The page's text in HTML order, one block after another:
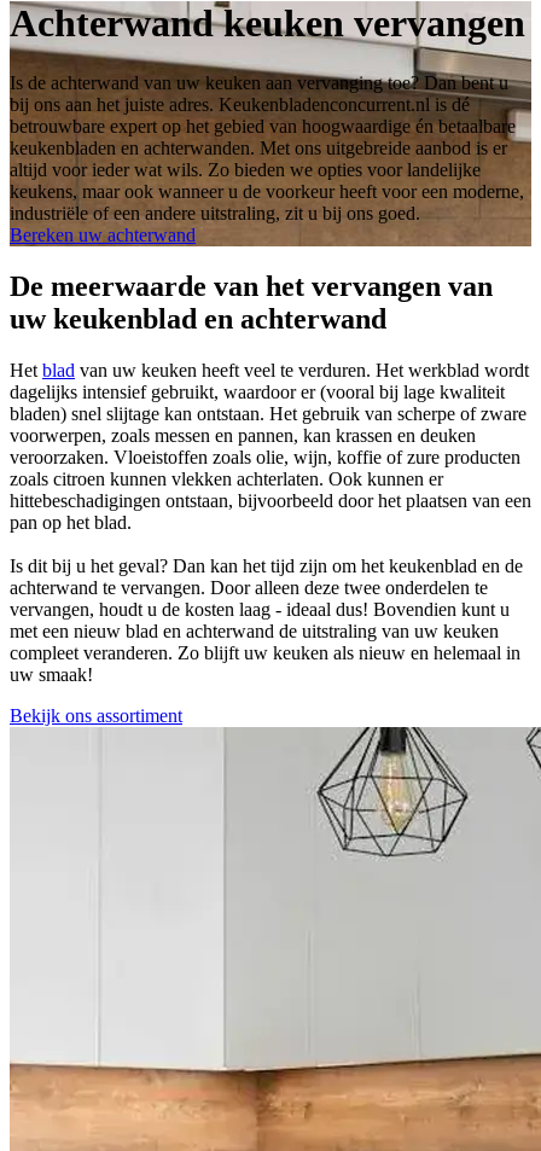
Achterwand keuken vervangen
Is de achterwand van uw keuken aan vervanging toe? Dan bent u
bij ons aan het juiste adres. Keukenbladenconcurrent.nl is dé
betrouwbare expert op het gebied van hoogwaardige én betaalbare
keukenbladen en achterwanden. Met ons uitgebreide aanbod is er
altijd voor ieder wat wils. Zo bieden we opties voor landelijke
keukens, maar ook wanneer u de voorkeur heeft voor een moderne,
industriële of een andere uitstraling, zit u bij ons goed.
Bereken uw achterwand
De meerwaarde van het vervangen van
uw keukenblad en achterwand
Het blad van uw keuken heeft veel te verduren. Het werkblad wordt
dagelijks intensief gebruikt, waardoor er (vooral bij lage kwaliteit
bladen) snel slijtage kan ontstaan. Het gebruik van scherpe of zware
voorwerpen, zoals messen en pannen, kan krassen en deuken
veroorzaken. Vloeistoffen zoals olie, wijn, koffie of zure producten
zoals citroen kunnen vlekken achterlaten. Ook kunnen er
hittebeschadigingen ontstaan, bijvoorbeeld door het plaatsen van een
pan op het blad.
Is dit bij u het geval? Dan kan het tijd zijn om het keukenblad en de
achterwand te vervangen. Door alleen deze twee onderdelen te
vervangen, houdt u de kosten laag - ideaal dus! Bovendien kunt u
met een nieuw blad en achterwand de uitstraling van uw keuken
compleet veranderen. Zo blijft uw keuken als nieuw en helemaal in
uw smaak!
Bekijk ons assortiment